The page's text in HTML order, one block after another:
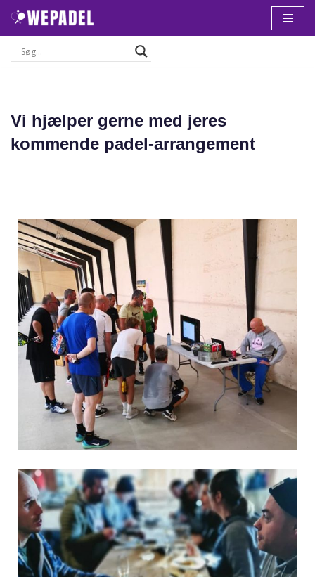
Spring
Vi hjælper gerne med jeres
kommende padel-arrangement